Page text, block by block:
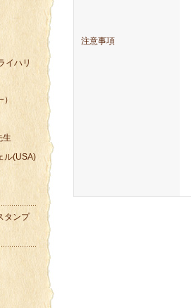
注意事項
イハリ
生
ル(USA)
タンプ